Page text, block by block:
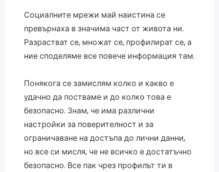
Социалните мрежи май наистина се
превърнаха в значима част от живота ни.
Разрастват се, множат се, профилират се, а
ние споделяме все повече информация там.
Понякога се замислям колко и какво е
удачно да постваме и до колко това е
безопасно. Знам, че има различни
настройки за поверителност и за
ограничаване на достъпа до лични данни,
но все си мисля, че не всичко е достатъчно
безопасно. Все пак чрез профилът ти в